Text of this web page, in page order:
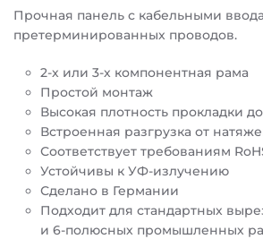
Прочная панель с кабельными
претерминированных проводов.
2-х или 3-х компонентная рама
Простой монтаж
Высокая плотность прокладки
Встроенная разгрузка от
Соответствует требованиям
Устойчивы к УФ-излучению
Сделано в Германии
Подходит для стандартных
и 6-полюсных промышленных